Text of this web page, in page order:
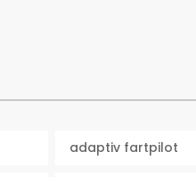
adaptiv fartpilot